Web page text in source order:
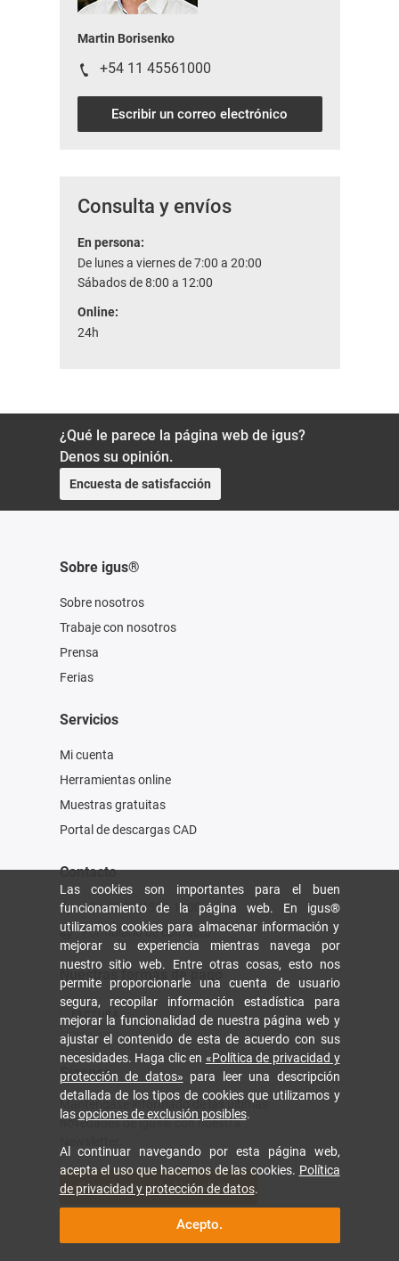
Martin Borisenko
+54 11 45561000
Escribir un correo electrónico
Consulta y envíos
En persona:
De lunes a viernes de 7:00 a 20:00
Sábados de 8:00 a 12:00
Online:
24h
¿Qué le parece la página web de igus?
Denos su opinión.
Encuesta de satisfacción
Sobre igus®
Sobre nosotros
Trabaje con nosotros
Prensa
Ferias
Servicios
Mi cuenta
Herramientas online
Muestras gratuitas
Portal de descargas CAD
Contacto
+54-(0)11-4556-1000
Formulario de contacto
Nuestras formas de pago
FACTURA
Síganos
Manténgase informado de las últimas
novedades de igus® con nuestra
Suscribirse a la Newsletter
Las cookies son importantes para el buen
funcionamiento de la página web. En igus®
utilizamos cookies para almacenar información y
mejorar su experiencia mientras navega por
nuestro sitio web. Entre otras cosas, esto nos
permite proporcionarle una cuenta de usuario
segura, recopilar información estadística para
mejorar la funcionalidad de nuestra página web y
ajustar el contenido de esta de acuerdo con sus
necesidades. Haga clic en «Política de privacidad y
protección de datos» para leer una descripción
detallada de los tipos de cookies que utilizamos y
lasopciones de exclusión posibles.
Al continuar navegando por esta página web,
acepta el uso que hacemos de las cookies. Política
de privacidad y protección de datos.
Acepto.